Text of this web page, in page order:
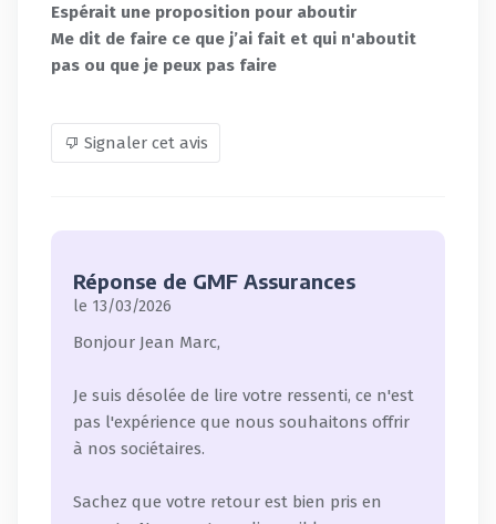
Espérait une proposition pour aboutir
Me dit de faire ce que j’ai fait et qui n'aboutit
pas ou que je peux pas faire
Signaler cet avis
Réponse de GMF Assurances
le 13/03/2026
Bonjour Jean Marc,
Je suis désolée de lire votre ressenti, ce n'est
pas l'expérience que nous souhaitons offrir
à nos sociétaires.
Sachez que votre retour est bien pris en